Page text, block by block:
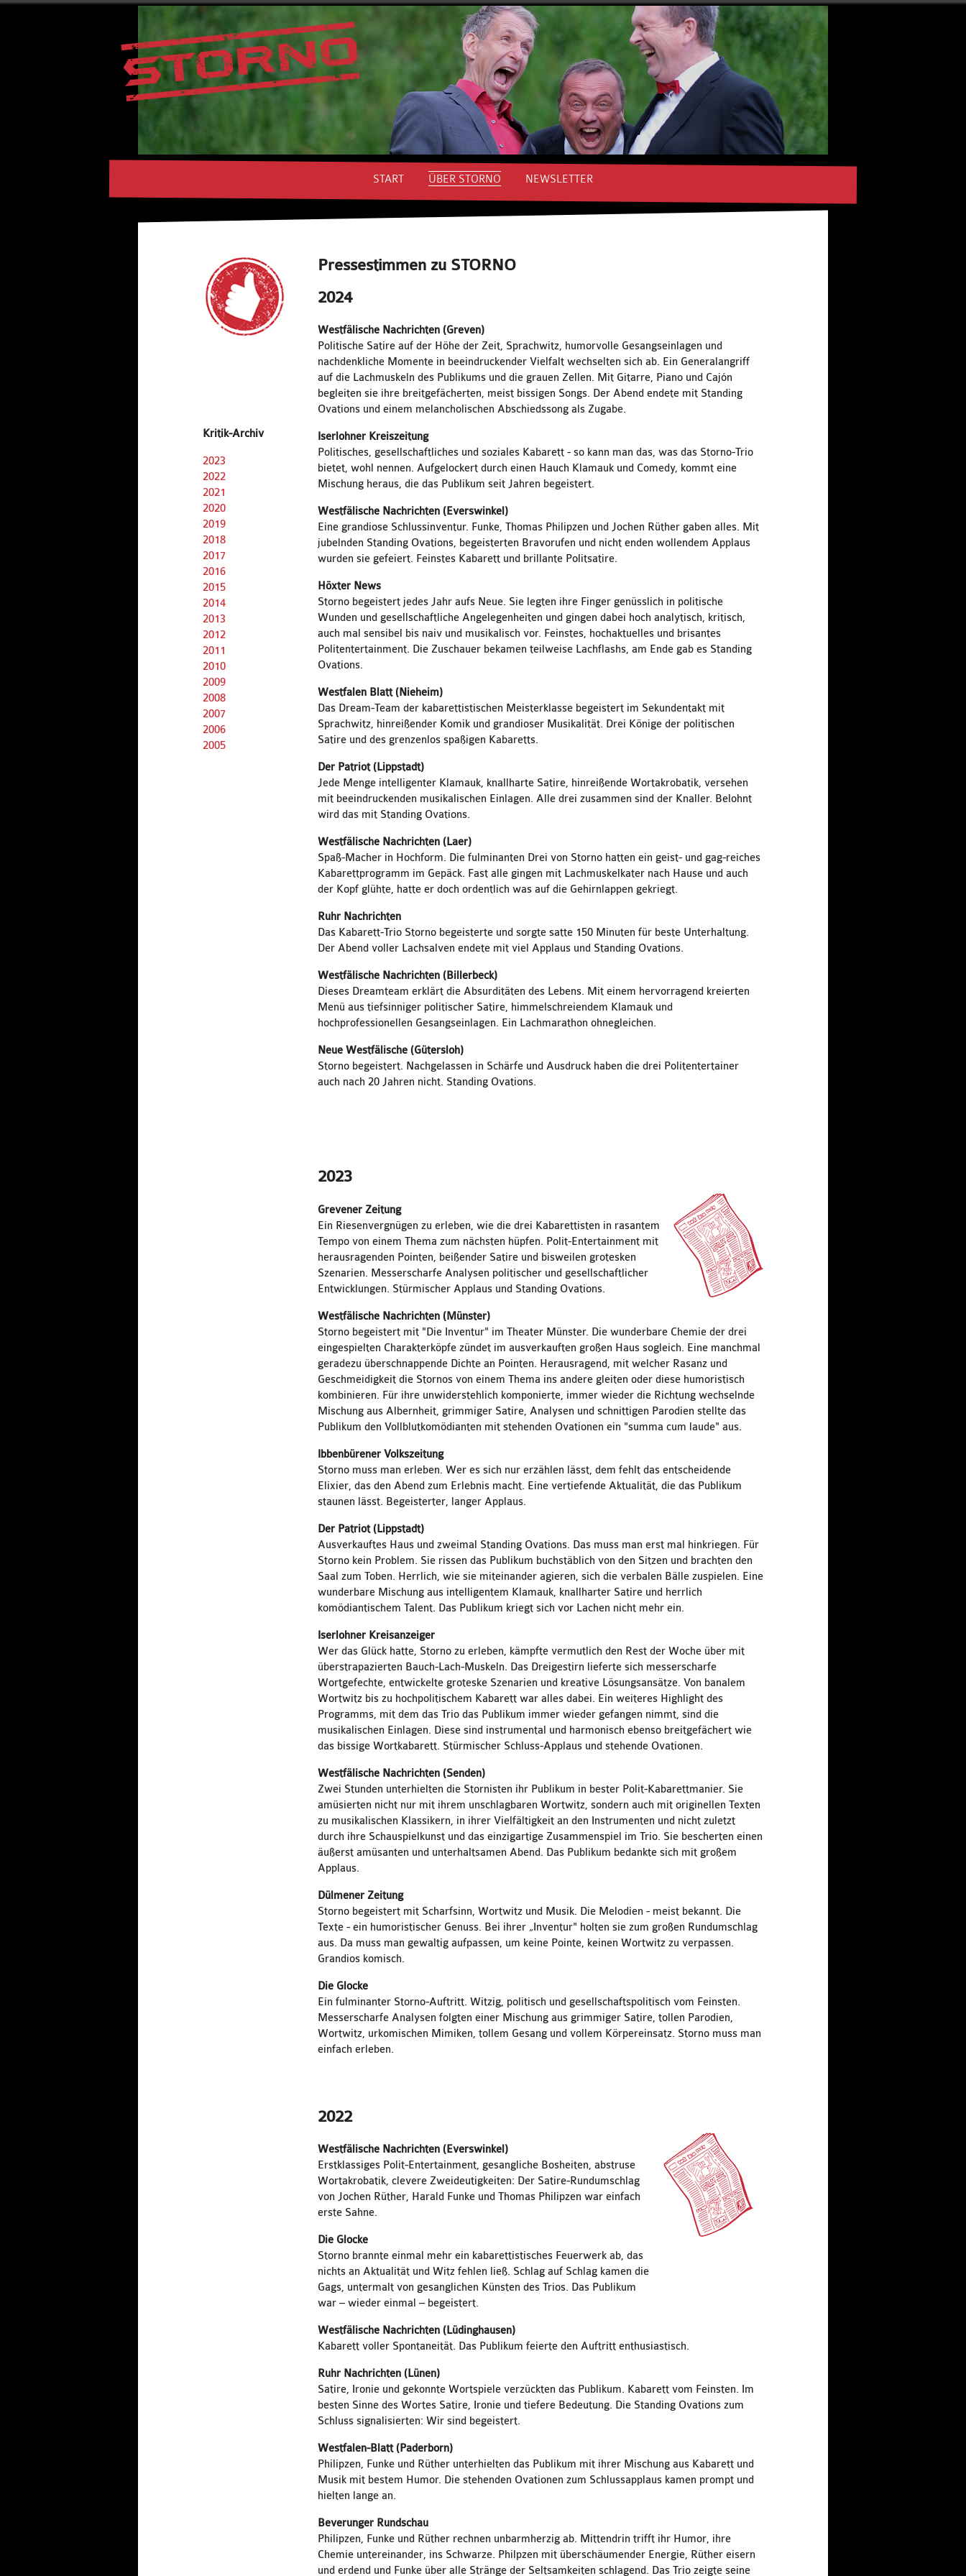
START ÜBER STORNO NEWSLETTER
Kritik-Archiv
2023
2022
2021
2020
2019
2018
2017
2016
2015
2014
2013
2012
2011
2010
2009
2008
2007
2006
2005
Pressestimmen zu STORNO
2024
Westfälische Nachrichten (Greven)
Politische Satire auf der Höhe der Zeit, Sprachwitz, humorvolle Gesangseinlagen und
nachdenkliche Momente in beeindruckender Vielfalt wechselten sich ab. Ein Generalangriff
auf die Lachmuskeln des Publikums und die grauen Zellen. Mit Gitarre, Piano und Cajón
begleiten sie ihre breitgefächerten, meist bissigen Songs. Der Abend endete mit Standing
Ovations und einem melancholischen Abschiedssong als Zugabe.
Iserlohner Kreiszeitung
Politisches, gesellschaftliches und soziales Kabarett - so kann man das, was das Storno-Trio
bietet, wohl nennen. Aufgelockert durch einen Hauch Klamauk und Comedy, kommt eine
Mischung heraus, die das Publikum seit Jahren begeistert.
Westfälische Nachrichten (Everswinkel)
Eine grandiose Schlussinventur. Funke, Thomas Philipzen und Jochen Rüther gaben alles. Mit
jubelnden Standing Ovations, begeisterten Bravorufen und nicht enden wollendem Applaus
wurden sie gefeiert. Feinstes Kabarett und brillante Politsatire.
Höxter News
Storno begeistert jedes Jahr aufs Neue. Sie legten ihre Finger genüsslich in politische
Wunden und gesellschaftliche Angelegenheiten und gingen dabei hoch analytisch, kritisch,
auch mal sensibel bis naiv und musikalisch vor. Feinstes, hochaktuelles und brisantes
Politentertainment. Die Zuschauer bekamen teilweise Lachflashs, am Ende gab es Standing
Ovations.
Westfalen Blatt (Nieheim)
Das Dream-Team der kabarettistischen Meisterklasse begeistert im Sekundentakt mit
Sprachwitz, hinreißender Komik und grandioser Musikalität. Drei Könige der politischen
Satire und des grenzenlos spaßigen Kabaretts.
Der Patriot (Lippstadt)
Jede Menge intelligenter Klamauk, knallharte Satire, hinreißende Wortakrobatik, versehen
mit beeindruckenden musikalischen Einlagen. Alle drei zusammen sind der Knaller. Belohnt
wird das mit Standing Ovations.
Westfälische Nachrichten (Laer)
Spaß-Macher in Hochform. Die fulminanten Drei von Storno hatten ein geist- und gag-reiches
Kabarettprogramm im Gepäck. Fast alle gingen mit Lachmuskelkater nach Hause und auch
der Kopf glühte, hatte er doch ordentlich was auf die Gehirnlappen gekriegt.
Ruhr Nachrichten
Das Kabarett-Trio Storno begeisterte und sorgte satte 150 Minuten für beste Unterhaltung.
Der Abend voller Lachsalven endete mit viel Applaus und Standing Ovations.
Westfälische Nachrichten (Billerbeck)
Dieses Dreamteam erklärt die Absurditäten des Lebens. Mit einem hervorragend kreierten
Menü aus tiefsinniger politischer Satire, himmelschreiendem Klamauk und
hochprofessionellen Gesangseinlagen. Ein Lachmarathon ohnegleichen.
Neue Westfälische (Gütersloh)
Storno begeistert. Nachgelassen in Schärfe und Ausdruck haben die drei Politentertainer
auch nach 20 Jahren nicht. Standing Ovations.
2023
Grevener Zeitung
Ein Riesenvergnügen zu erleben, wie die drei Kabarettisten in rasantem
Tempo von einem Thema zum nächsten hüpfen. Polit-Entertainment mit
herausragenden Pointen, beißender Satire und bisweilen grotesken
Szenarien. Messerscharfe Analysen politischer und gesellschaftlicher
Entwicklungen. Stürmischer Applaus und Standing Ovations.
Westfälische Nachrichten (Münster)
Storno begeistert mit "Die Inventur" im Theater Münster. Die wunderbare Chemie der drei
eingespielten Charakterköpfe zündet im ausverkauften großen Haus sogleich. Eine manchmal
geradezu überschnappende Dichte an Pointen. Herausragend, mit welcher Rasanz und
Geschmeidigkeit die Stornos von einem Thema ins andere gleiten oder diese humoristisch
kombinieren. Für ihre unwiderstehlich komponierte, immer wieder die Richtung wechselnde
Mischung aus Albernheit, grimmiger Satire, Analysen und schnittigen Parodien stellte das
Publikum den Vollblutkomödianten mit stehenden Ovationen ein "summa cum laude" aus.
Ibbenbürener Volkszeitung
Storno muss man erleben. Wer es sich nur erzählen lässt, dem fehlt das entscheidende
Elixier, das den Abend zum Erlebnis macht. Eine vertiefende Aktualität, die das Publikum
staunen lässt. Begeisterter, langer Applaus.
Der Patriot (Lippstadt)
Ausverkauftes Haus und zweimal Standing Ovations. Das muss man erst mal hinkriegen. Für
Storno kein Problem. Sie rissen das Publikum buchstäblich von den Sitzen und brachten den
Saal zum Toben. Herrlich, wie sie miteinander agieren, sich die verbalen Bälle zuspielen. Eine
wunderbare Mischung aus intelligentem Klamauk, knallharter Satire und herrlich
komödiantischem Talent. Das Publikum kriegt sich vor Lachen nicht mehr ein.
Iserlohner Kreisanzeiger
Wer das Glück hatte, Storno zu erleben, kämpfte vermutlich den Rest der Woche über mit
überstrapazierten Bauch-Lach-Muskeln. Das Dreigestirn lieferte sich messerscharfe
Wortgefechte, entwickelte groteske Szenarien und kreative Lösungsansätze. Von banalem
Wortwitz bis zu hochpolitischem Kabarett war alles dabei. Ein weiteres Highlight des
Programms, mit dem das Trio das Publikum immer wieder gefangen nimmt, sind die
musikalischen Einlagen. Diese sind instrumental und harmonisch ebenso breitgefächert wie
das bissige Wortkabarett. Stürmischer Schluss-Applaus und stehende Ovationen.
Westfälische Nachrichten (Senden)
Zwei Stunden unterhielten die Stornisten ihr Publikum in bester Polit-Kabarettmanier. Sie
amüsierten nicht nur mit ihrem unschlagbaren Wortwitz, sondern auch mit originellen Texten
zu musikalischen Klassikern, in ihrer Vielfältigkeit an den Instrumenten und nicht zuletzt
durch ihre Schauspielkunst und das einzigartige Zusammenspiel im Trio. Sie bescherten einen
äußerst amüsanten und unterhaltsamen Abend. Das Publikum bedankte sich mit großem
Applaus.
Dülmener Zeitung
Storno begeistert mit Scharfsinn, Wortwitz und Musik. Die Melodien - meist bekannt. Die
Texte - ein humoristischer Genuss. Bei ihrer „Inventur" holten sie zum großen Rundumschlag
aus. Da muss man gewaltig aufpassen, um keine Pointe, keinen Wortwitz zu verpassen.
Grandios komisch.
Die Glocke
Ein fulminanter Storno-Auftritt. Witzig, politisch und gesellschaftspolitisch vom Feinsten.
Messerscharfe Analysen folgten einer Mischung aus grimmiger Satire, tollen Parodien,
Wortwitz, urkomischen Mimiken, tollem Gesang und vollem Körpereinsatz. Storno muss man
einfach erleben.
2022
Westfälische Nachrichten (Everswinkel)
Erstklassiges Polit-Entertainment, gesangliche Bosheiten, abstruse
Wortakrobatik, clevere Zweideutigkeiten: Der Satire-Rundumschlag
von Jochen Rüther, Harald Funke und Thomas Philipzen war einfach
erste Sahne.
Die Glocke
Storno brannte einmal mehr ein kabarettistisches Feuerwerk ab, das
nichts an Aktualität und Witz fehlen ließ. Schlag auf Schlag kamen die
Gags, untermalt von gesanglichen Künsten des Trios. Das Publikum
war – wieder einmal – begeistert.
Westfälische Nachrichten (Lüdinghausen)
Kabarett voller Spontaneität. Das Publikum feierte den Auftritt enthusiastisch.
Ruhr Nachrichten (Lünen)
Satire, Ironie und gekonnte Wortspiele verzückten das Publikum. Kabarett vom Feinsten. Im
besten Sinne des Wortes Satire, Ironie und tiefere Bedeutung. Die Standing Ovations zum
Schluss signalisierten: Wir sind begeistert.
Westfalen-Blatt (Paderborn)
Philipzen, Funke und Rüther unterhielten das Publikum mit ihrer Mischung aus Kabarett und
Musik mit bestem Humor. Die stehenden Ovationen zum Schlussapplaus kamen prompt und
hielten lange an.
Beverunger Rundschau
Philipzen, Funke und Rüther rechnen unbarmherzig ab. Mittendrin trifft ihr Humor, ihre
Chemie untereinander, ins Schwarze. Philpzen mit überschäumender Energie, Rüther eisern
und erdend und Funke über alle Stränge der Seltsamkeiten schlagend. Das Trio zeigte seine